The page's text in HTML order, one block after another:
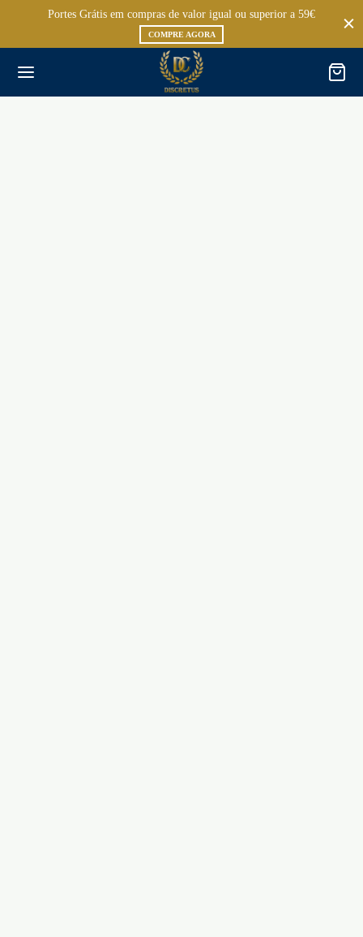
Portes Grátis em compras de valor igual ou superior a 59€
COMPRE AGORA